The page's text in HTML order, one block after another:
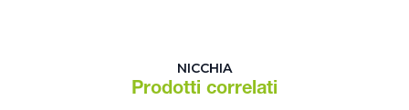
NICCHIA
Prodotti correlati